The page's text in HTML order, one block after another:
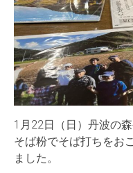
1月22日（日）丹波の
そば粉でそば打ちをお
ました。